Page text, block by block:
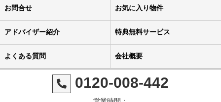
お問合せ お気に入り物件
アドバイザー紹介 特典無料サービス
よくある質問 会社概要
0120-008-442